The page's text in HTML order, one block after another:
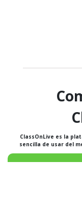
ClassOnLive es la
sencilla de usar del